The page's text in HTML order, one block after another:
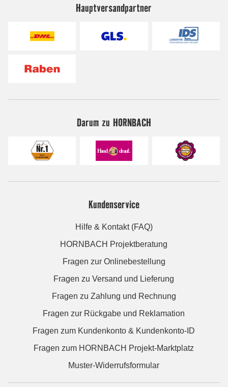
Hauptversandpartner
Darum zu HORNBACH
Kundenservice
Hilfe & Kontakt (FAQ)
HORNBACH Projektberatung
Fragen zur Onlinebestellung
Fragen zu Versand und Lieferung
Fragen zu Zahlung und Rechnung
Fragen zur Rückgabe und Reklamation
Fragen zum Kundenkonto & Kundenkonto-ID
Fragen zum HORNBACH Projekt-Marktplatz
Muster-Widerrufsformular